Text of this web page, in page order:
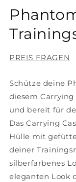
Modal
öffnen
PREIS FRAGEN
Schütze deine
diesem Carrying
und bereit für
Das Carrying
Hülle mit
deiner
silberfarbenes
eleganten Look